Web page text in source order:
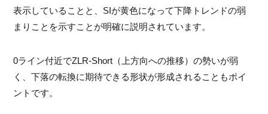
表示していることと、SIが黄色になって下降トレンドの弱
まりことを示すことが明確に説明されています。
0ライン付近でZLR-Short（上方向への推移）の勢いが弱
く、下落の転換に期待できる形状が形成されることもポイ
ントです。